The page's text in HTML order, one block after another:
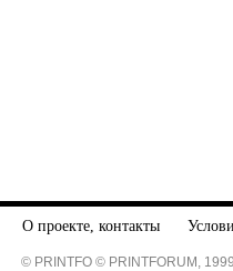
О проекте, контакты
© PRINTFO © PRINTFORUM,